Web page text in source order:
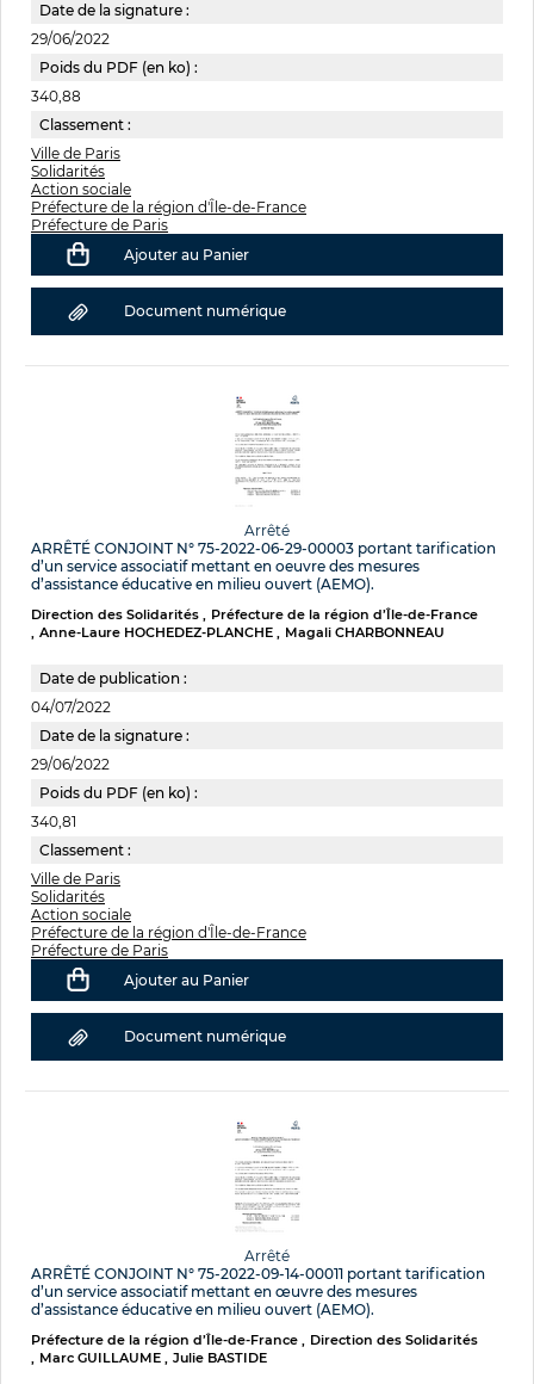
Date de la signature :
29/06/2022
Poids du PDF (en ko) :
340,88
Classement :
Ville de Paris
Solidarités
Action sociale
Préfecture de la région d'Île-de-France
Préfecture de Paris
Ajouter au Panier
Document numérique
Arrêté
ARRÊTÉ CONJOINT N° 75-2022-06-29-00003 portant tarification
d’un service associatif mettant en oeuvre des mesures
d’assistance éducative en milieu ouvert (AEMO).
Direction des Solidarités
Préfecture de la région d’Île-de-France
Anne-Laure HOCHEDEZ-PLANCHE
Magali CHARBONNEAU
Date de publication :
04/07/2022
Date de la signature :
29/06/2022
Poids du PDF (en ko) :
340,81
Classement :
Ville de Paris
Solidarités
Action sociale
Préfecture de la région d'Île-de-France
Préfecture de Paris
Ajouter au Panier
Document numérique
Arrêté
ARRÊTÉ CONJOINT N° 75-2022-09-14-00011 portant tarification
d’un service associatif mettant en œuvre des mesures
d’assistance éducative en milieu ouvert (AEMO).
Préfecture de la région d’Île-de-France
Direction des Solidarités
Marc GUILLAUME
Julie BASTIDE